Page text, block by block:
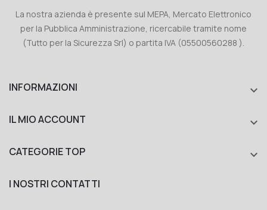
La nostra azienda è presente sul MEPA, Mercato Elettronico
per la Pubblica Amministrazione, ricercabile tramite nome
(Tutto per la Sicurezza Srl) o partita IVA (05500560288 ).
INFORMAZIONI 
IL MIO ACCOUNT 
CATEGORIE TOP 
I NOSTRI CONTATTI